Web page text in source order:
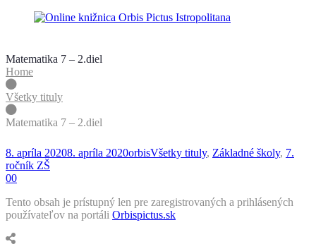
Matematika 7 – 2.diel
Home
Všetky tituly
Matematika 7 – 2.diel
Posted
on
8. apríla 20208. apríla 2020by
orbisPosted
Všetky tituly, Základné školy, 7.
ročník ZŠ
00
Tento obsah je prístupný len pre zaregistrovaných a prihlásených
používateľov na portáli Orbispictus.sk